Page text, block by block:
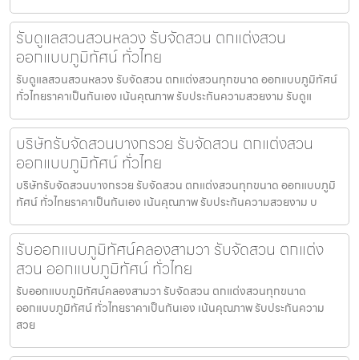
รับดูแลสวนสวนหลวง รับจัดสวน ตกแต่งสวน
ออกแบบภูมิทัศน์ ทั่วไทย
รับดูแลสวนสวนหลวง รับจัดสวน ตกแต่งสวนทุกขนาด ออกแบบภูมิทัศน์
ทั่วไทยราคาเป็นกันเอง เน้นคุณภาพ รับประกันความสวยงาม รับดูแ
บริษัทรับจัดสวนบางกรวย รับจัดสวน ตกแต่งสวน
ออกแบบภูมิทัศน์ ทั่วไทย
บริษัทรับจัดสวนบางกรวย รับจัดสวน ตกแต่งสวนทุกขนาด ออกแบบภูมิ
ทัศน์ ทั่วไทยราคาเป็นกันเอง เน้นคุณภาพ รับประกันความสวยงาม บ
รับออกแบบภูมิทัศน์คลองสามวา รับจัดสวน ตกแต่ง
สวน ออกแบบภูมิทัศน์ ทั่วไทย
รับออกแบบภูมิทัศน์คลองสามวา รับจัดสวน ตกแต่งสวนทุกขนาด
ออกแบบภูมิทัศน์ ทั่วไทยราคาเป็นกันเอง เน้นคุณภาพ รับประกันความ
สวย